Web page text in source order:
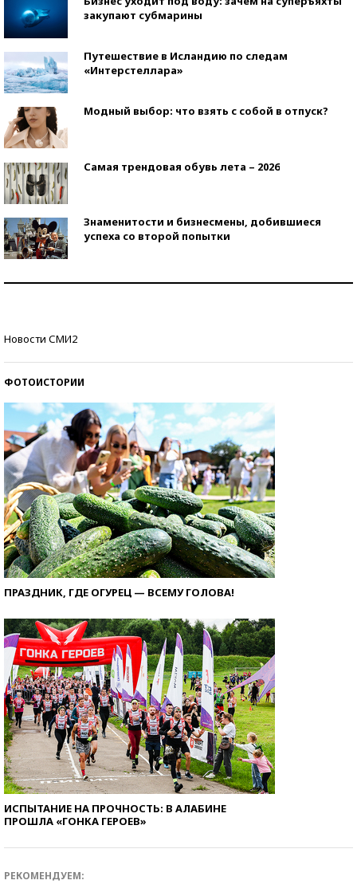
закупают субмарины
Путешествие в Исландию по следам
«Интерстеллара»
Модный выбор: что взять с собой в отпуск?
Самая трендовая обувь лета – 2026
Знаменитости и бизнесмены, добившиеся
успеха со второй попытки
Новости СМИ2
ФОТОИСТОРИИ
ПРАЗДНИК, ГДЕ ОГУРЕЦ — ВСЕМУ ГОЛОВА!
ИСПЫТАНИЕ НА ПРОЧНОСТЬ: В АЛАБИНЕ
ПРОШЛА «ГОНКА ГЕРОЕВ»
РЕКОМЕНДУЕМ: